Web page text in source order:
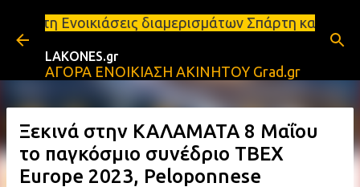
Μετάβαση στο κύριο περιεχόμενο
διαμερισμάτων Σπάρτη και Λακωνία
LAKONES.gr
ΑΓΟΡΑ ΕΝΟΙΚΙΑΣΗ ΑΚΙΝΗΤΟΥ Grad.gr
Ξεκινά στην ΚΑΛΑΜΑΤΑ 8 Μαΐου
το παγκόσμιο συνέδριο ΤΒΕΧ
Europe 2023, Peloponnese